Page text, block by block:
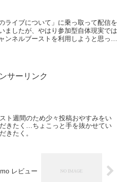
ライブについて」に乗っ取って配信を
ましたが、やはり参加型自体現実では
ンネルブーストを利用しようと思って
サーリンク
ト週間のため少々投稿おやすみをい
きたく…ちょこっと手を抜かせてい
きたく。
レビュー